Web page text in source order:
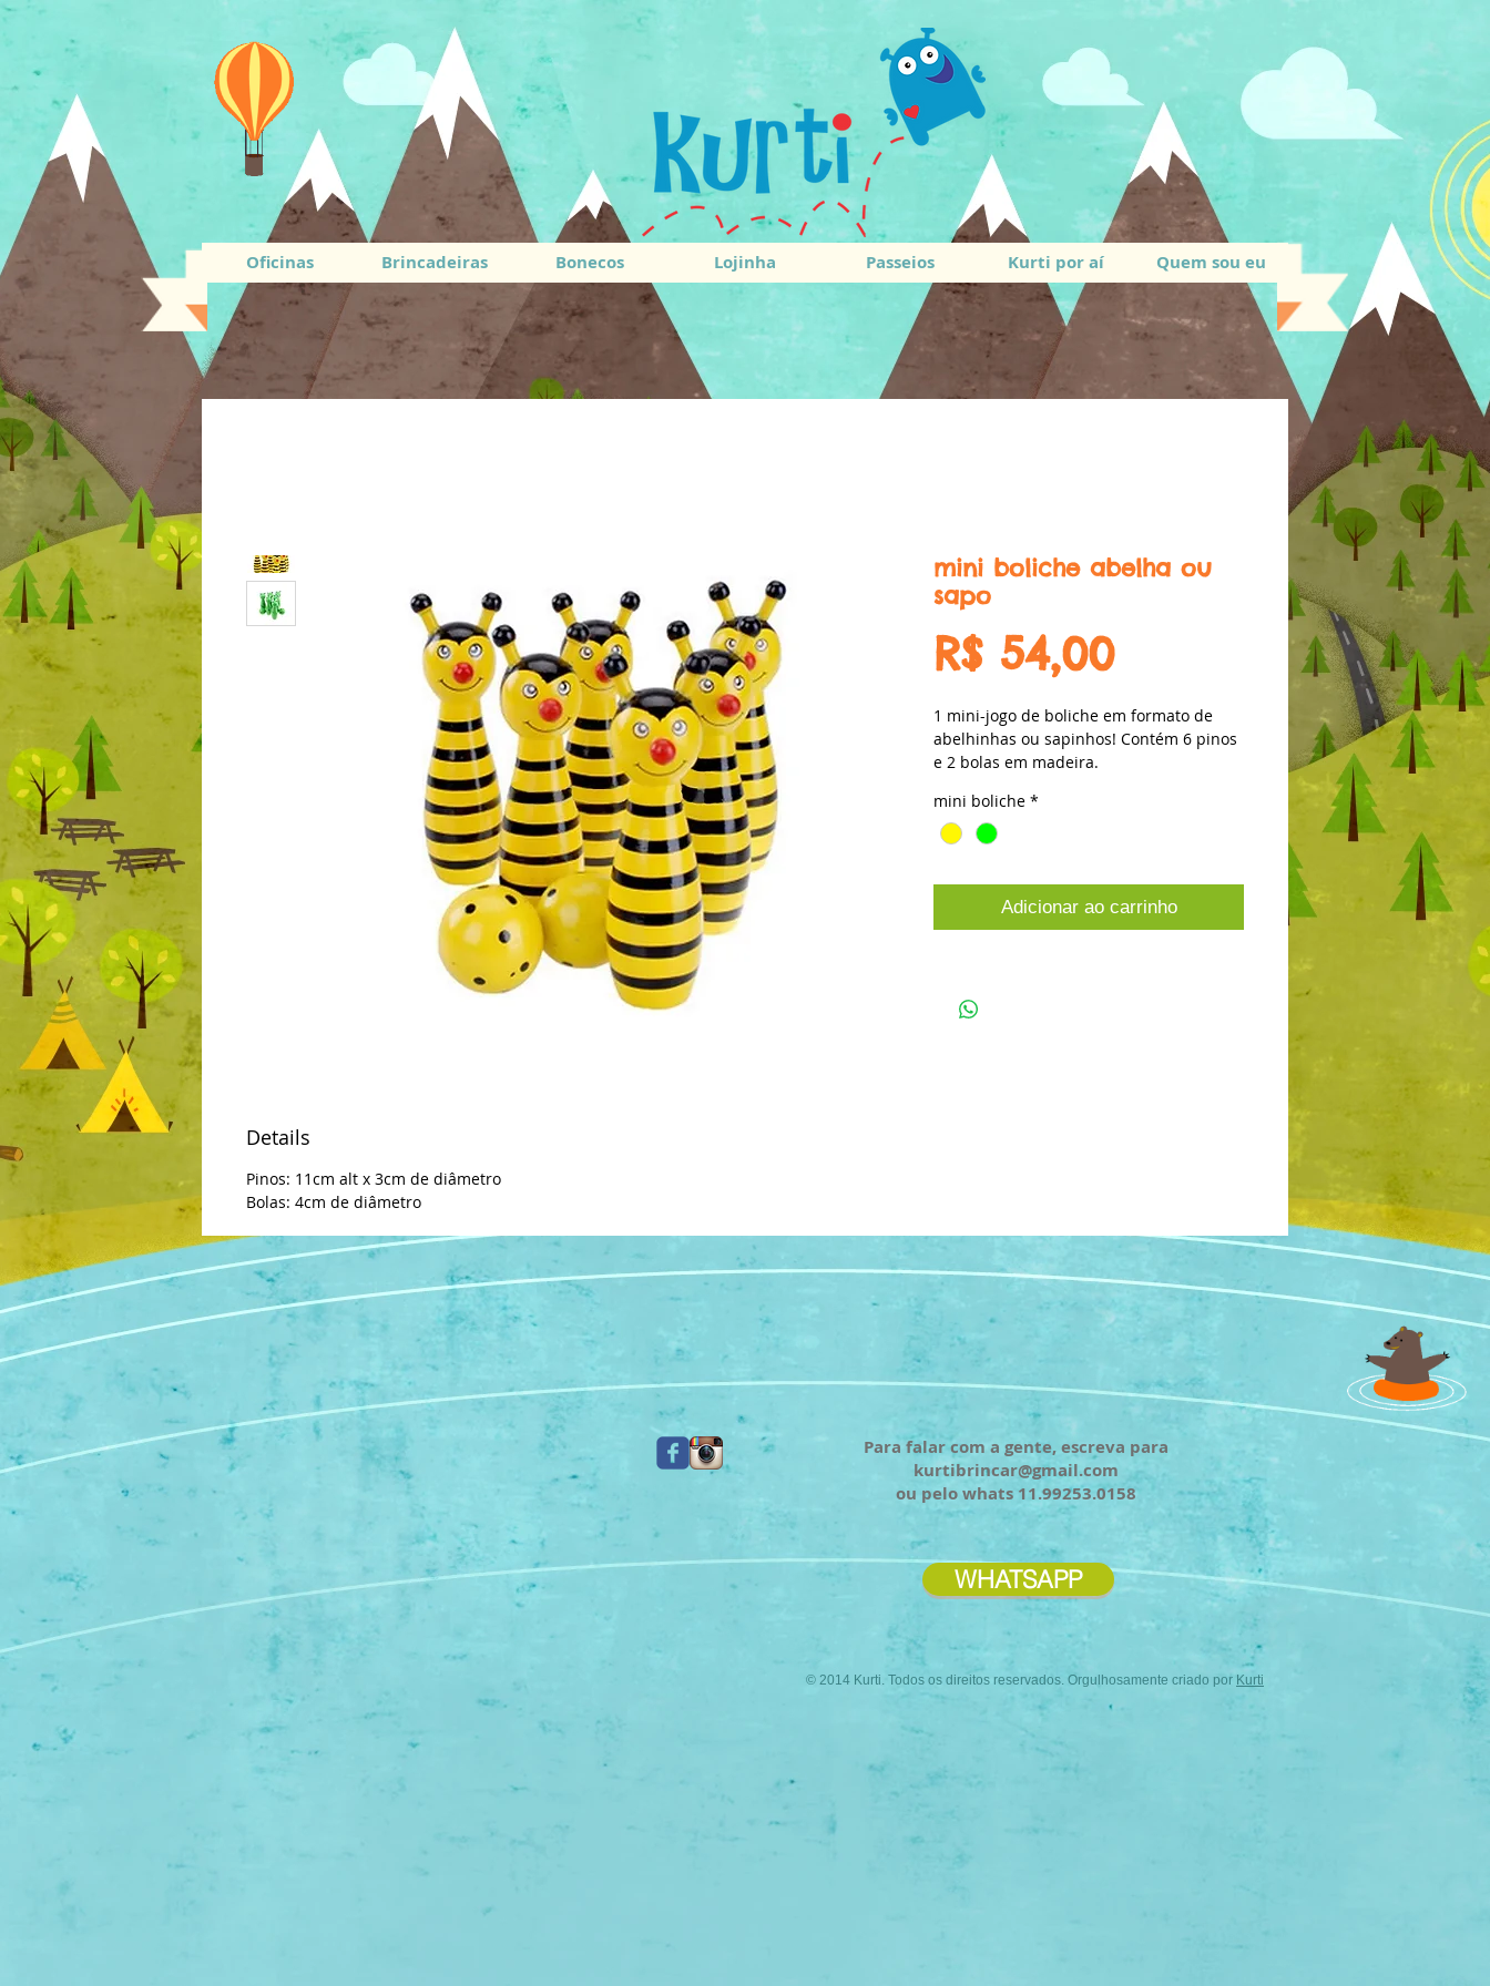
mini boliche abelha ou
sapo
R$ 54,00Preço
1 mini-jogo de boliche em formato de
abelhinhas ou sapinhos! Contém 6 pinos
e 2 bolas em madeira.
mini boliche *
Adicionar ao carrinho
Details
Pinos: 11cm alt x 3cm de diâmetro
Bolas: 4cm de diâmetro
Oficinas Brincadeiras Bonecos Lojinha Passeios Kurti por aí Quem sou eu
Para falar com a gente, escreva para
kurtibrincar@gmail.com
ou pelo whats 11.99253.0158
WHATSAPP
© 2014 Kurti. Todos os direitos reservados. Orgulhosamente criado por Kurti